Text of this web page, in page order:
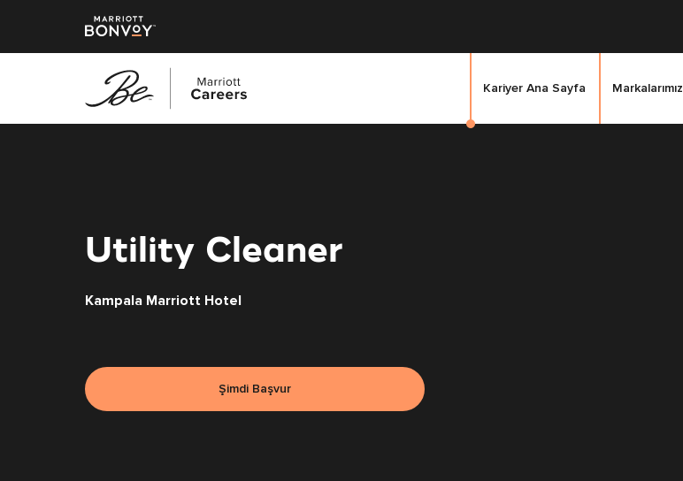
Kariyer Ana Sayfa Markalarımız
Utility Cleaner
Kampala Marriott Hotel
Şimdi Başvur